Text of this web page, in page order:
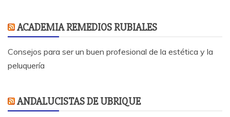
ACADEMIA REMEDIOS RUBIALES
Consejos para ser un buen profesional de la estética y la
peluquería
ANDALUCISTAS DE UBRIQUE